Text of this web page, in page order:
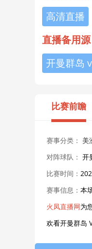
高清直播
直播备用源
开曼群岛
比赛前瞻
赛事分类： 美
对阵球队： 开
比赛时间：
赛事信息： 本
火凤直播网为
欢看开曼群岛